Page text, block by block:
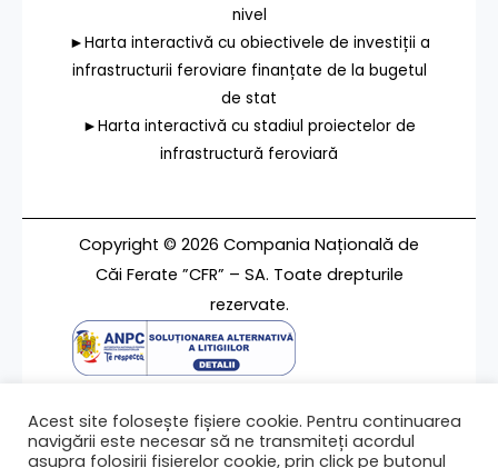
nivel
►Harta interactivă cu obiectivele de investiții a
infrastructurii feroviare finanțate de la bugetul
de stat
►Harta interactivă cu stadiul proiectelor de
infrastructură feroviară
Copyright © 2026 Compania Națională de
Căi Ferate ”CFR” – SA. Toate drepturile
rezervate.
Termeni de utilizare
Contact
Acest site folosește fișiere cookie. Pentru continuarea
navigării este necesar să ne transmiteți acordul
asupra folosirii fișierelor cookie, prin click pe butonul